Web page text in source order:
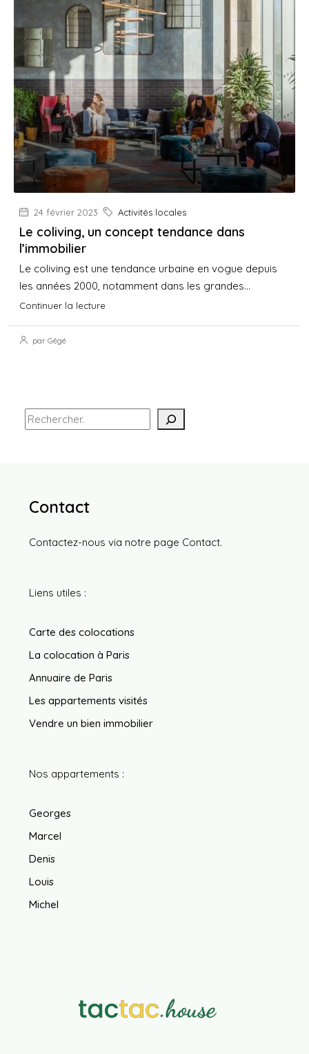
24 février 2023 Activités locales
Le coliving, un concept tendance dans
l’immobilier
Le coliving est une tendance urbaine en vogue depuis
les années 2000, notamment dans les grandes...
Continuer la lecture
par Gégé
Contact
Contactez-nous via notre page Contact.
Liens utiles :
Carte des colocations
La colocation à Paris
Annuaire de Paris
Les appartements visités
Vendre un bien immobilier
Nos appartements :
Georges
Marcel
Denis
Louis
Michel